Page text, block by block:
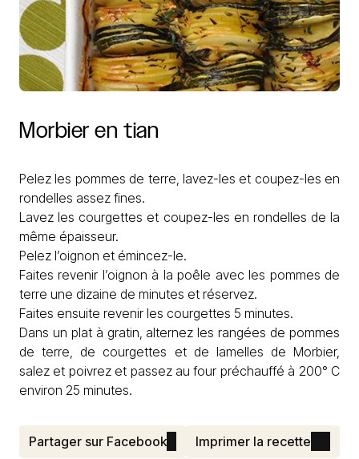
Morbier en tian
Pelez les pommes de terre, lavez-les et coupez-les en
rondelles assez fines.
Lavez les courgettes et coupez-les en rondelles de la
même épaisseur.
Pelez l’oignon et émincez-le.
Faites revenir l’oignon à la poêle avec les pommes de
terre une dizaine de minutes et réservez.
Faites ensuite revenir les courgettes 5 minutes.
Dans un plat à gratin, alternez les rangées de pommes
de terre, de courgettes et de lamelles de Morbier,
salez et poivrez et passez au four préchauffé à 200° C
environ 25 minutes.
Partager sur Facebook Imprimer la recette